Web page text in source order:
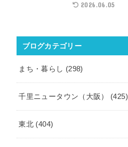
2026.06.05
ブログカテゴリー
まち・暮らし (298)
千里ニュータウン（大阪） (425)
東北 (404)